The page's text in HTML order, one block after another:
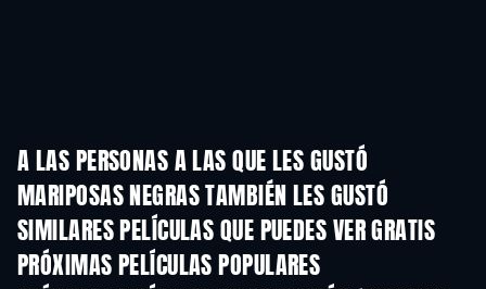
A LAS PERSONAS A LAS QUE LES GUSTÓ
MARIPOSAS NEGRAS TAMBIÉN LES GUSTÓ
SIMILARES PELÍCULAS QUE PUEDES VER GRATIS
PRÓXIMAS PELÍCULAS POPULARES